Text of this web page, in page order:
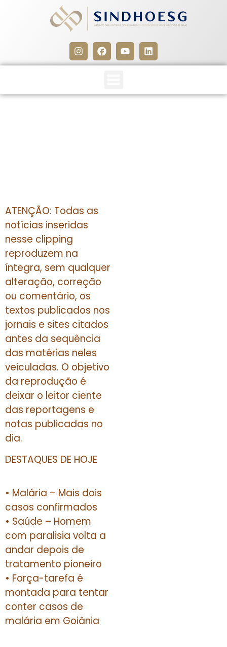
ATENÇÃO: Todas as
notícias inseridas
nesse clipping
reproduzem na
íntegra, sem qualquer
alteração, correção
ou comentário, os
textos publicados nos
jornais e sites citados
antes da sequência
das matérias neles
veiculadas. O objetivo
da reprodução é
deixar o leitor ciente
das reportagens e
notas publicadas no
dia.
DESTAQUES DE HOJE
• Malária – Mais dois
casos confirmados
• Saúde – Homem
com paralisia volta a
andar depois de
tratamento pioneiro
• Força-tarefa é
montada para tentar
conter casos de
malária em Goiânia